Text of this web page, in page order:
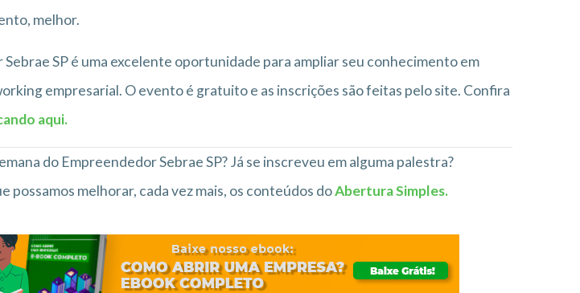
melhor.
SP é uma excelente oportunidade para ampliar seu conhecimento em
empresarial. O evento é gratuito e as inscrições são feitas pelo site. Confira
aqui.
do Empreendedor Sebrae SP? Já se inscreveu em alguma palestra?
possamos melhorar, cada vez mais, os conteúdos doAbertura Simples.